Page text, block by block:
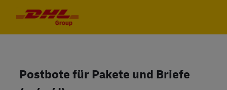
Postbote für Pakete und Briefe